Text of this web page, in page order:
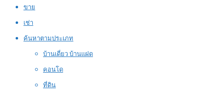
ขาย
เช่า
ค้นหาตามประเภท
บ้านเดี่ยว บ้านแฝด
คอนโด
ที่ดิน